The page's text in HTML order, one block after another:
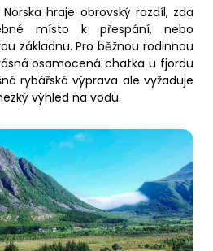
hraje obrovský rozdíl, zda
místo k přespání, nebo
základnu. Pro běžnou rodinnou
osamocená chatka u fjordu
rybářská výprava ale vyžaduje
výhled na vodu.